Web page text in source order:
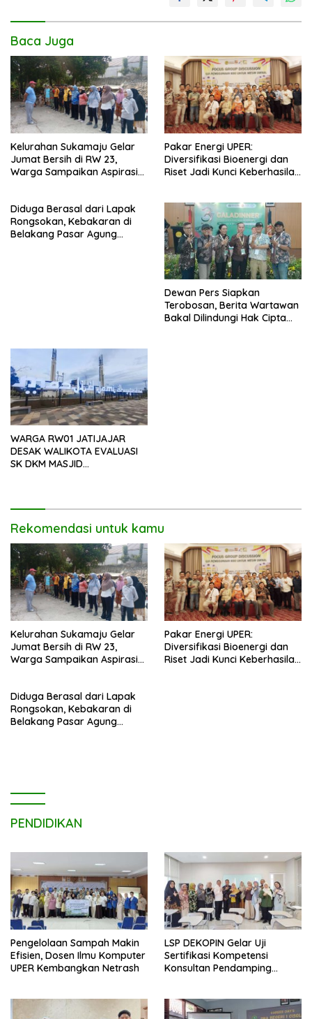
Baca Juga
Kelurahan Sukamaju Gelar
Jumat Bersih di RW 23,
Warga Sampaikan Aspirasi
Pakar Energi UPER:
Diversifikasi Bioenergi dan
Riset Jadi Kunci Keberhasilan
Diduga Berasal dari Lapak
Rongsokan, Kebakaran di
Belakang Pasar Agung
Dewan Pers Siapkan
Terobosan, Berita Wartawan
Bakal Dilindungi Hak Cipta
WARGA RW01 JATIJAJAR
DESAK WALIKOTA EVALUASI
SK DKM MASJID
Rekomendasi untuk kamu
Kelurahan Sukamaju Gelar
Jumat Bersih di RW 23,
Warga Sampaikan Aspirasi
Pakar Energi UPER:
Diversifikasi Bioenergi dan
Riset Jadi Kunci Keberhasilan
Diduga Berasal dari Lapak
Rongsokan, Kebakaran di
Belakang Pasar Agung
PENDIDIKAN
Pengelolaan Sampah Makin
Efisien, Dosen Ilmu Komputer
UPER Kembangkan Netrash
LSP DEKOPIN Gelar Uji
Sertifikasi Kompetensi
Konsultan Pendamping